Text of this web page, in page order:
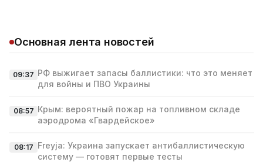
Основная лента новостей
09:37 РФ выжигает запасы баллистики: что это меняет
для войны и ПВО Украины
08:57 Крым: вероятный пожар на топливном складе
аэродрома «Гвардейское»
08:17 Freyja: Украина запускает антибаллистическую
систему — готовят первые тесты